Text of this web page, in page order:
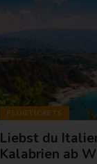
FLUGTICKETS
Liebst du
Kalabrien ab